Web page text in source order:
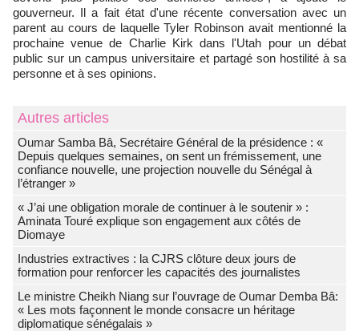
gouverneur. Il a fait état d'une récente conversation avec un
parent au cours de laquelle Tyler Robinson avait mentionné la
prochaine venue de Charlie Kirk dans l'Utah pour un débat
public sur un campus universitaire et partagé son hostilité à sa
personne et à ses opinions.
Autres articles
Oumar Samba Bâ, Secrétaire Général de la présidence : «
Depuis quelques semaines, on sent un frémissement, une
confiance nouvelle, une projection nouvelle du Sénégal à
l’étranger »
« J’ai une obligation morale de continuer à le soutenir » :
Aminata Touré explique son engagement aux côtés de
Diomaye
Industries extractives : la CJRS clôture deux jours de
formation pour renforcer les capacités des journalistes
Le ministre Cheikh Niang sur l’ouvrage de Oumar Demba Bâ:
« Les mots façonnent le monde consacre un héritage
diplomatique sénégalais »